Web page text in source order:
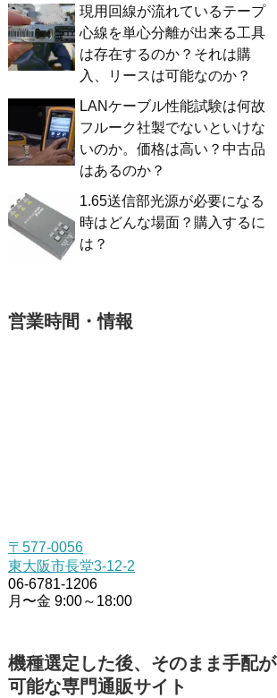
現用回線が流れているテープ
心線を単心分離が出来る工具
は存在するのか？それは購
入、リースは可能なのか？
LANケーブル性能試験は何故
フルーク社製でないといけな
いのか。価格は高い？中古品
はあるのか？
1.65送信部光源が必要になる
時はどんな場面？購入するに
は？
営業時間・情報
〒577-0056
東大阪市長堂3-12-2
06-6781-1206
月〜金 9:00～18:00
機種選定した後、そのまま手配が
可能な専門通販サイト